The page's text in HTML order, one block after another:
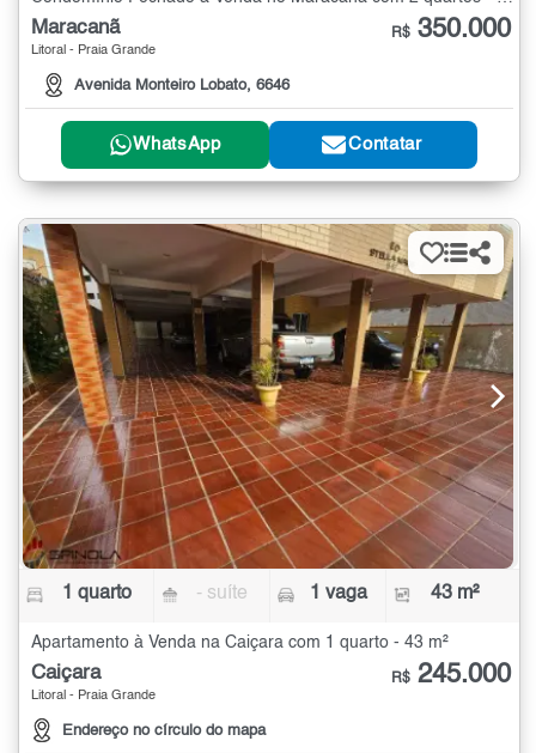
Maracanã
Litoral - Praia Grande
Avenida Monteiro Lobato, 6646
R$ 350.000
WhatsApp Contatar
1 quarto - suíte 1 vaga 43 m²
Apartamento à Venda na Caiçara com 1 quarto - 43 m²
Caiçara
Litoral - Praia Grande
Endereço no círculo do mapa
R$ 245.000